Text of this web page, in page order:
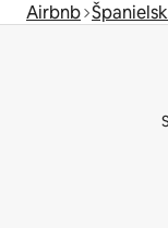
Airbnb